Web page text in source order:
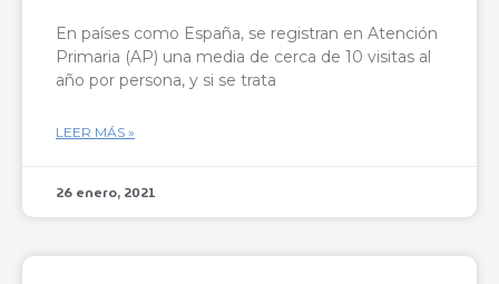
En países como España, se registran en Atención
Primaria (AP) una media de cerca de 10 visitas al
año por persona, y si se trata
LEER MÁS »
26 enero, 2021